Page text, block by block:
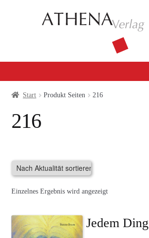
Verlag
Agenturleistungen
Start Produkt Seiten 216
216
Einzelnes Ergebnis wird angezeigt
Jedem